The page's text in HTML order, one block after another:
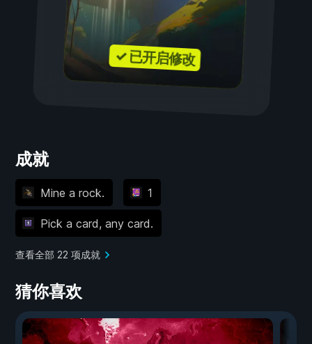
✓ 已开启修改
成就
Mine a rock. 1
Pick a card, any card.
查看全部 22 项成就
猜你喜欢